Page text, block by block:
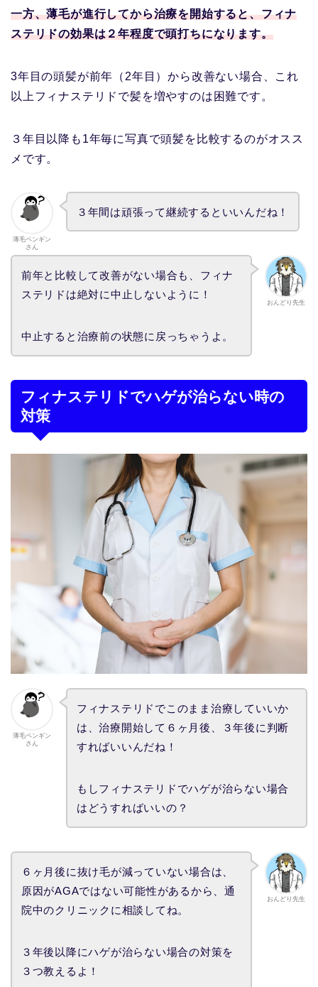
一方、薄毛が進行してから治療を開始すると、フィナ
ステリドの効果は２年程度で頭打ちになります。
3年目の頭髪が前年（2年目）から改善ない場合、これ
以上フィナステリドで髪を増やすのは困難です。
３年目以降も1年毎に写真で頭髪を比較するのがオスス
メです。
薄毛ペンギン
さん
３年間は頑張って継続するといいんだね！
おんどり先生
前年と比較して改善がない場合も、フィナ
ステリドは絶対に中止しないように！
中止すると治療前の状態に戻っちゃうよ。
フィナステリドでハゲが治らない時の
対策
薄毛ペンギン
さん
フィナステリドでこのまま治療していいか
は、治療開始して６ヶ月後、３年後に判断
すればいいんだね！
もしフィナステリドでハゲが治らない場合
はどうすればいいの？
おんどり先生
６ヶ月後に抜け毛が減っていない場合は、
原因がAGAではない可能性があるから、通
院中のクリニックに相談してね。
３年後以降にハゲが治らない場合の対策を
３つ教えるよ！